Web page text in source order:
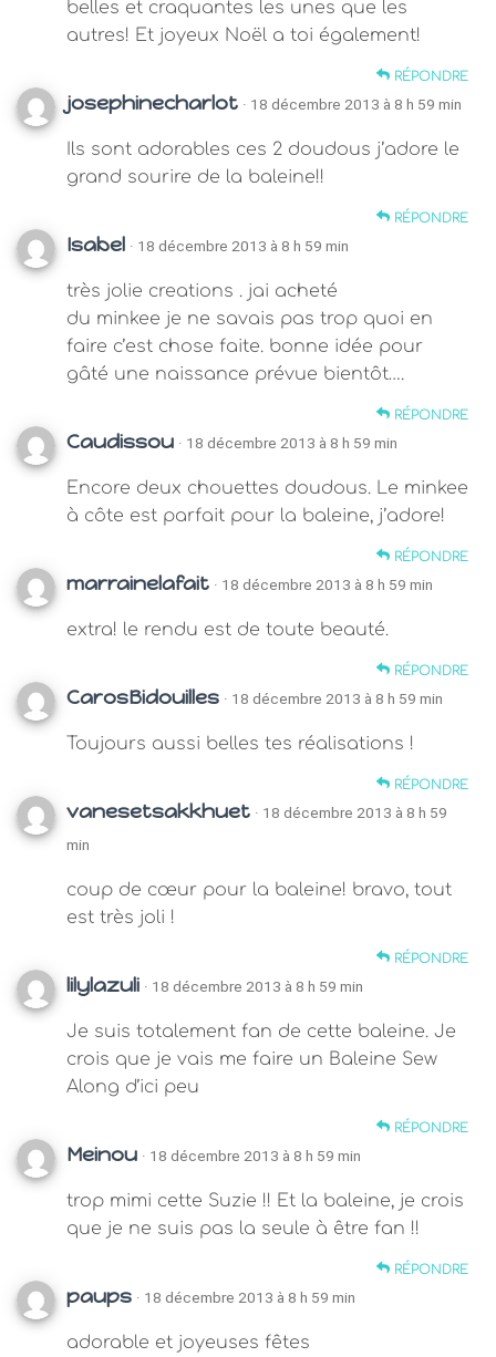
belles et craquantes les unes que les
autres! Et joyeux Noël a toi également!
RÉPONDRE
josephinecharlot · 18 décembre 2013 à 8 h 59 min
Ils sont adorables ces 2 doudous j’adore le
grand sourire de la baleine!!
RÉPONDRE
Isabel · 18 décembre 2013 à 8 h 59 min
très jolie creations . jai acheté
du minkee je ne savais pas trop quoi en
faire c’est chose faite. bonne idée pour
gâté une naissance prévue bientôt….
RÉPONDRE
Caudissou · 18 décembre 2013 à 8 h 59 min
Encore deux chouettes doudous. Le minkee
à côte est parfait pour la baleine, j’adore!
RÉPONDRE
marrainelafait · 18 décembre 2013 à 8 h 59 min
extra! le rendu est de toute beauté.
RÉPONDRE
CarosBidouilles · 18 décembre 2013 à 8 h 59 min
Toujours aussi belles tes réalisations !
RÉPONDRE
vanesetsakkhuet · 18 décembre 2013 à 8 h 59
min
coup de cœur pour la baleine! bravo, tout
est très joli !
RÉPONDRE
lilylazuli · 18 décembre 2013 à 8 h 59 min
Je suis totalement fan de cette baleine. Je
crois que je vais me faire un Baleine Sew
Along d’ici peu
RÉPONDRE
Meinou · 18 décembre 2013 à 8 h 59 min
trop mimi cette Suzie !! Et la baleine, je crois
que je ne suis pas la seule à être fan !!
RÉPONDRE
paups · 18 décembre 2013 à 8 h 59 min
adorable et joyeuses fêtes